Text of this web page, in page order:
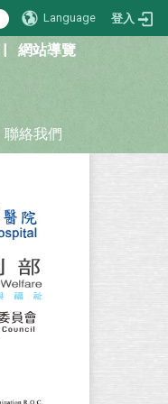
Language 登入
| 網站導覽
聯絡我們